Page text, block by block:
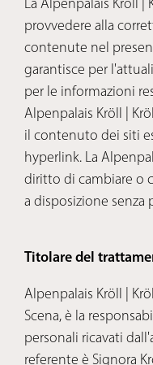
provvedere alla
contenute nel
garantisce per
per le informazioni
Alpenpalais Kröll |
il contenuto dei siti
hyperlink. La
diritto di cambiare o
a disposizione senza
Titolare del
Alpenpalais Kröll |
Scena, è la
personali ricavati
referente è Signora